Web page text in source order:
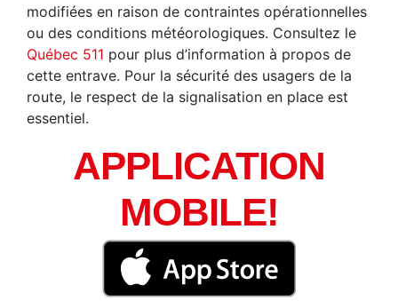
modifiées en raison de contraintes opérationnelles
ou des conditions météorologiques. Consultez le
Québec 511 pour plus d’information à propos de
cette entrave. Pour la sécurité des usagers de la
route, le respect de la signalisation en place est
essentiel.
APPLICATION
MOBILE!